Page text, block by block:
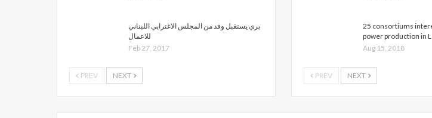
بري يستقبل وفد من المجلس الاغترابي اللبناني
للاعمال
Feb 27, 2017
PREV NEXT
25 consortiums
power production in
Aug 15, 2018
PREV NEXT